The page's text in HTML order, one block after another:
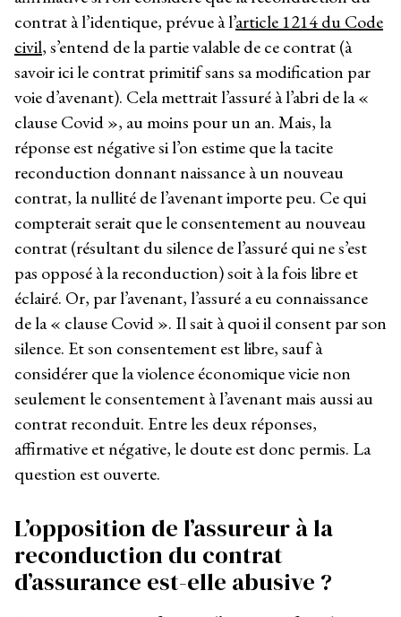
contrat à l’identique, prévue à l’article 1214 du Code
civil, s’entend de la partie valable de ce contrat (à
savoir ici le contrat primitif sans sa modification par
voie d’avenant). Cela mettrait l’assuré à l’abri de la «
clause Covid », au moins pour un an. Mais, la
réponse est négative si l’on estime que la tacite
reconduction donnant naissance à un nouveau
contrat, la nullité de l’avenant importe peu. Ce qui
compterait serait que le consentement au nouveau
contrat (résultant du silence de l’assuré qui ne s’est
pas opposé à la reconduction) soit à la fois libre et
éclairé. Or, par l’avenant, l’assuré a eu connaissance
de la « clause Covid ». Il sait à quoi il consent par son
silence. Et son consentement est libre, sauf à
considérer que la violence économique vicie non
seulement le consentement à l’avenant mais aussi au
contrat reconduit. Entre les deux réponses,
affirmative et négative, le doute est donc permis. La
question est ouverte.
L’opposition de l’assureur à la
reconduction du contrat
d’assurance est-elle abusive ?